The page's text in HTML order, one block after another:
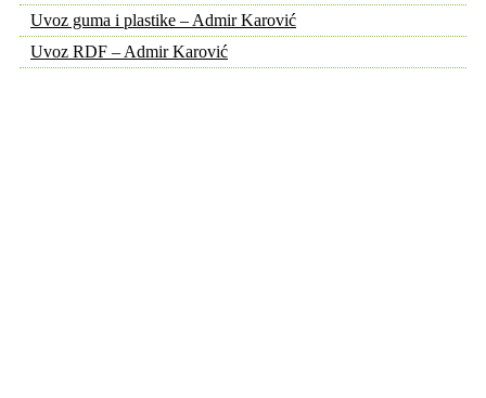
Uvoz guma i plastike – Admir Karović
Uvoz RDF – Admir Karović